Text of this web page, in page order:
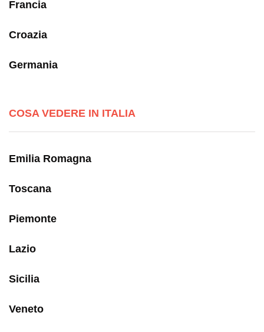
Francia
Croazia
Germania
COSA VEDERE IN ITALIA
Emilia Romagna
Toscana
Piemonte
Lazio
Sicilia
Veneto